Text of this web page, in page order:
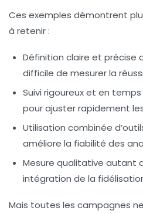
Ces exemples démontrent
à retenir :
Définition claire et précise
difficile de mesurer la
Suivi rigoureux et en temps
pour ajuster rapidement
Utilisation combinée
améliore la fiabilité des
Mesure qualitative autant
intégration de la
Mais toutes les campagnes